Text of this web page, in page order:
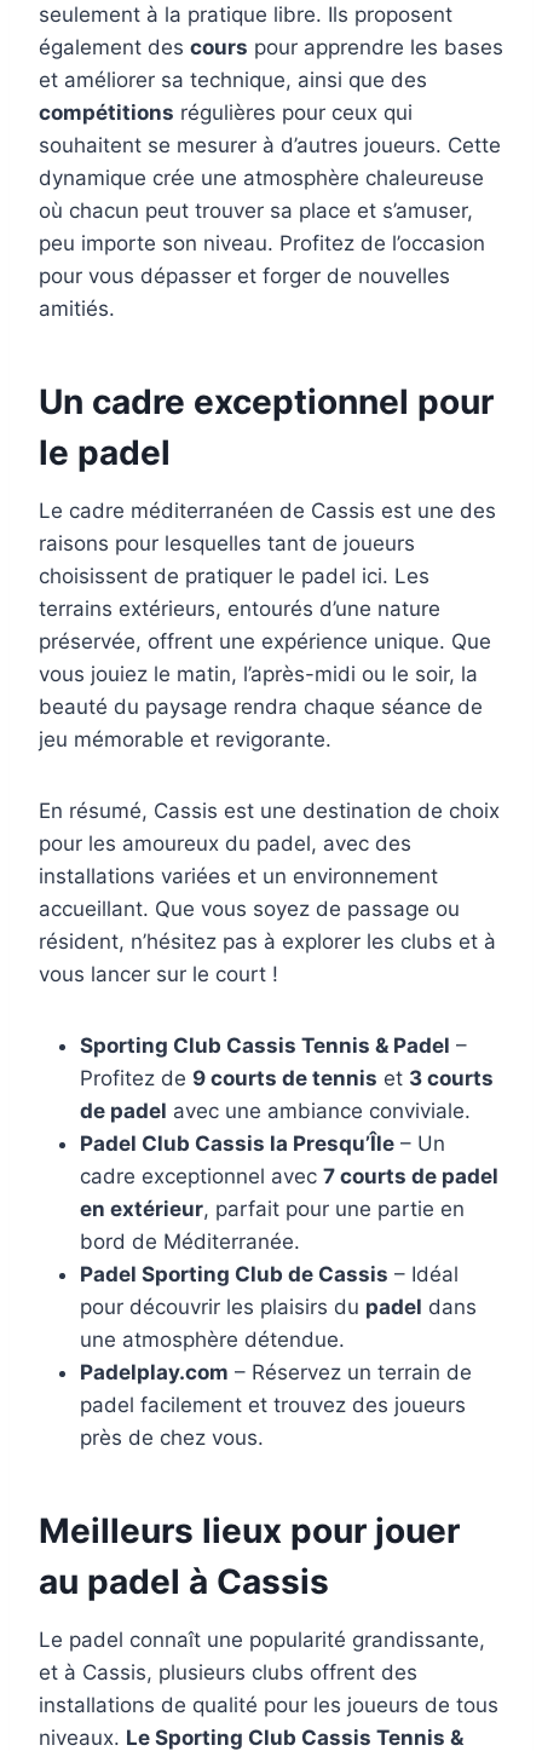
seulement à la pratique libre. Ils proposent
également des cours pour apprendre les bases
et améliorer sa technique, ainsi que des
compétitions régulières pour ceux qui
souhaitent se mesurer à d’autres joueurs. Cette
dynamique crée une atmosphère chaleureuse
où chacun peut trouver sa place et s’amuser,
peu importe son niveau. Profitez de l’occasion
pour vous dépasser et forger de nouvelles
amitiés.
Un cadre exceptionnel pour
le padel
Le cadre méditerranéen de Cassis est une des
raisons pour lesquelles tant de joueurs
choisissent de pratiquer le padel ici. Les
terrains extérieurs, entourés d’une nature
préservée, offrent une expérience unique. Que
vous jouiez le matin, l’après-midi ou le soir, la
beauté du paysage rendra chaque séance de
jeu mémorable et revigorante.
En résumé, Cassis est une destination de choix
pour les amoureux du padel, avec des
installations variées et un environnement
accueillant. Que vous soyez de passage ou
résident, n’hésitez pas à explorer les clubs et à
vous lancer sur le court !
Sporting Club Cassis Tennis & Padel –
Profitez de 9 courts de tennis et 3 courts
de padel avec une ambiance conviviale.
Padel Club Cassis la Presqu’Île – Un
cadre exceptionnel avec 7 courts de padel
en extérieur, parfait pour une partie en
bord de Méditerranée.
Padel Sporting Club de Cassis – Idéal
pour découvrir les plaisirs du padel dans
une atmosphère détendue.
Padelplay.com – Réservez un terrain de
padel facilement et trouvez des joueurs
près de chez vous.
Meilleurs lieux pour jouer
au padel à Cassis
Le padel connaît une popularité grandissante,
et à Cassis, plusieurs clubs offrent des
installations de qualité pour les joueurs de tous
niveaux. Le Sporting Club Cassis Tennis &